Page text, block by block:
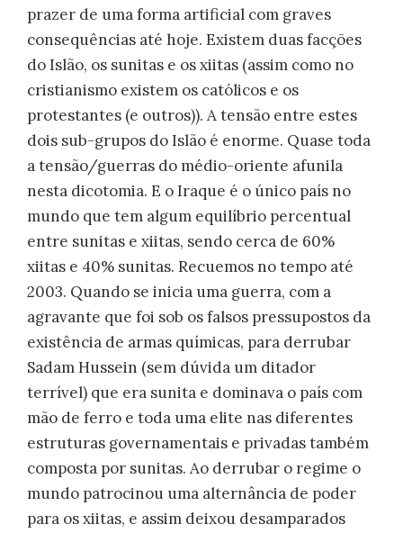
prazer de uma forma artificial com graves
consequências até hoje. Existem duas facções
do Islão, os sunitas e os xiitas (assim como no
cristianismo existem os católicos e os
protestantes (e outros)). A tensão entre estes
dois sub-grupos do Islão é enorme. Quase toda
a tensão/guerras do médio-oriente afunila
nesta dicotomia. E o Iraque é o único país no
mundo que tem algum equilíbrio percentual
entre sunitas e xiitas, sendo cerca de 60%
xiitas e 40% sunitas. Recuemos no tempo até
2003. Quando se inicia uma guerra, com a
agravante que foi sob os falsos pressupostos da
existência de armas químicas, para derrubar
Sadam Hussein (sem dúvida um ditador
terrível) que era sunita e dominava o país com
mão de ferro e toda uma elite nas diferentes
estruturas governamentais e privadas também
composta por sunitas. Ao derrubar o regime o
mundo patrocinou uma alternância de poder
para os xiitas, e assim deixou desamparados